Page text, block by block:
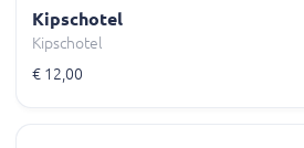
Kipschotel
Kipschotel
€ 12,00